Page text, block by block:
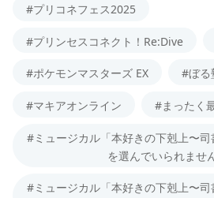
#プリコネフェス2025
#プリンセスコネクト！Re:Dive
#ポケモンマスターズ EX #ぼる
#マキアオンライン #まったく
#ミュージカル「本好きの下剋上〜
を選んでいられませ
#ミュージカル「本好きの下剋上〜